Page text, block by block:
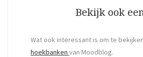
Bekijk ook
Wat ook interessant is om te
hoekbanken van Moodblog.